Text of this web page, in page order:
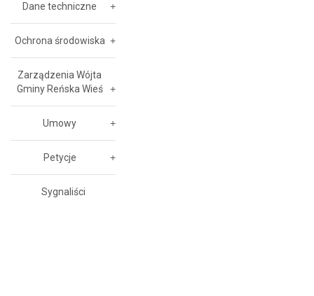
Dane techniczne
Ochrona środowiska
Zarządzenia Wójta
Gminy Reńska Wieś
Umowy
Petycje
Sygnaliści